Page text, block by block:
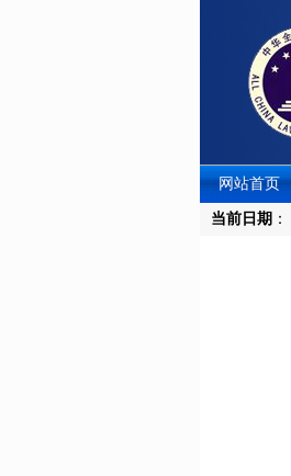
网站首页
当前日期 ：